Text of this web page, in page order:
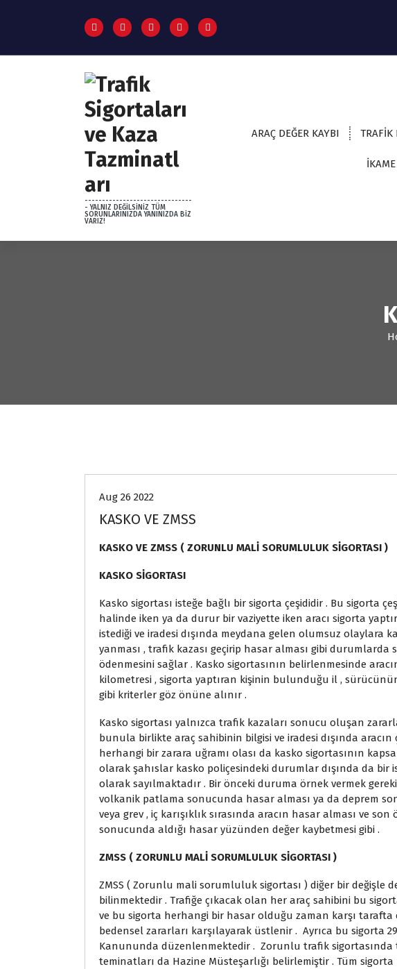
p
-------------------------------
- YALNIZ DEĞİLSİNİZ TÜM
SORUNLARINIZDA YANINIZDA BİZ
VARIZ!
ARAÇ DEĞER KAYBI TRAFİK
Aug 26 2022
KASKO VE ZMSS
KASKO VE ZMSS ( ZORUNLU MALİ SORUMLULUK SİGORTASI )
KASKO SİGORTASI
Kasko sigortası isteğe bağlı bir sigorta çeşididir . Bu sigorta
halinde iken ya da durur bir vaziyette iken aracı sigorta
istediği ve iradesi dışında meydana gelen olumsuz olaylara
yanması , trafik kazası geçirip hasar alması gibi
ödenmesini sağlar . Kasko sigortasının belirlenmesinde
kilometresi , sigorta yaptıran kişinin bulunduğu il , sürücünün
gibi kriterler göz önüne alınır .
Kasko sigortası yalnızca trafik kazaları sonucu oluşan
bunula birlikte araç sahibinin bilgisi ve iradesi dışında aracın
herhangi bir zarara uğramı olası da kasko sigortasının
olarak şahıslar kasko poliçesindeki durumlar dışında da
olarak sayılmaktadır . Bir önceki duruma örnek vermek
volkanik patlama sonucunda hasar alması ya da deprem
veya grev , iç karışıklık sırasında aracın hasar alması ve
sonucunda aldığı hasar yüzünden değer kaybetmesi gibi .
ZMSS ( ZORUNLU MALİ SORUMLULUK SİGORTASI )
ZMSS ( Zorunlu mali sorumluluk sigortası ) diğer bir değişle
bilinmektedir . Trafiğe çıkacak olan her araç sahibini bu
ve bu sigorta herhangi bir hasar olduğu zaman karşı
bedensel zararları karşılayarak üstlenir . Ayrıca bu sigorta
Kanununda düzenlenmektedir . Zorunlu trafik
teminatları da Hazine Müsteşarlığı belirlemiştir . Tüm